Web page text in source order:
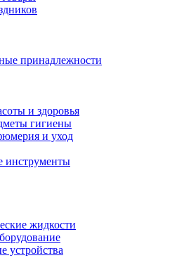
принадлежности
и здоровья
гигиены
и уход
инструменты
жидкости
устройства